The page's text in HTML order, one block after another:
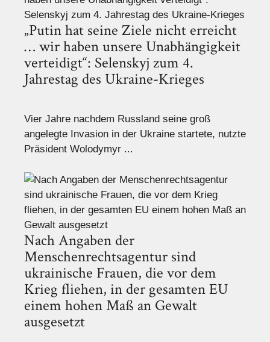
„Putin hat seine Ziele nicht erreicht
… wir haben unsere Unabhängigkeit
verteidigt“: Selenskyj zum 4.
Jahrestag des Ukraine-Krieges
Vier Jahre nachdem Russland seine groß
angelegte Invasion in der Ukraine startete, nutzte
Präsident Wolodymyr ...
Nach Angaben der
Menschenrechtsagentur sind
ukrainische Frauen, die vor dem
Krieg fliehen, in der gesamten EU
einem hohen Maß an Gewalt
ausgesetzt